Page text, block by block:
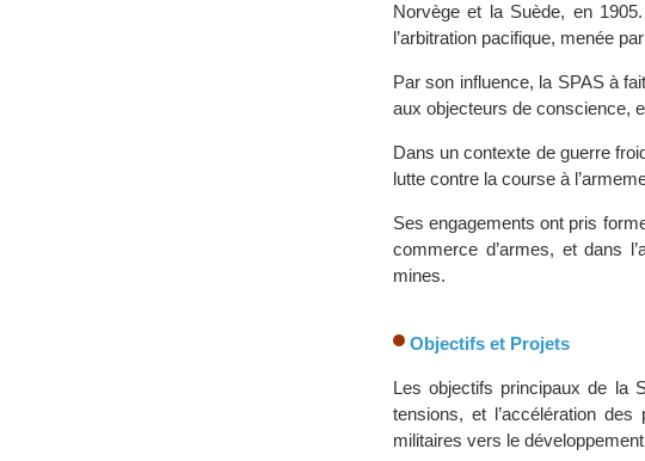
Norvège et la Suède, en
l’arbitration pacifique, menée
Par son influence, la SPAS à
aux objecteurs de conscience,
Dans un contexte de guerre
lutte contre la course à
Ses engagements ont pris
commerce d’armes, et dans
mines.
Objectifs et Projets
Les objectifs principaux de la
tensions, et l’accélération
militaires vers le